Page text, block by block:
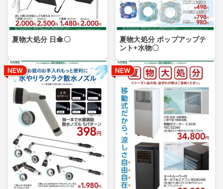
夏物大処分 日傘〇
夏物大処分 ポップアップテ
ント+水物〇